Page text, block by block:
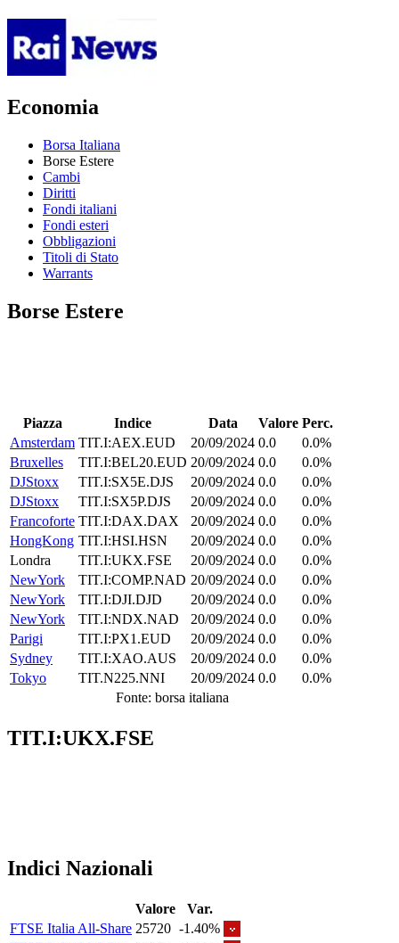
Economia
Borsa Italiana
Borse Estere
Cambi
Diritti
Fondi italiani
Fondi esteri
Obbligazioni
Titoli di Stato
Warrants
Borse Estere
Piazza Indice Data Valore Perc.
Amsterdam TIT.I:AEX.EUD 20/09/2024 0.0
0.0%
Bruxelles
TIT.I:BEL20.EUD 20/09/2024 0.0
0.0%
DJStoxx
TIT.I:SX5E.DJS 20/09/2024 0.0
0.0%
DJStoxx
TIT.I:SX5P.DJS 20/09/2024 0.0
0.0%
Francoforte TIT.I:DAX.DAX 20/09/2024 0.0
0.0%
HongKong TIT.I:HSI.HSN 20/09/2024 0.0
0.0%
Londra
TIT.I:UKX.FSE 20/09/2024 0.0
0.0%
NewYork
TIT.I:COMP.NAD 20/09/2024 0.0
0.0%
NewYork
TIT.I:DJI.DJD 20/09/2024 0.0
0.0%
NewYork
TIT.I:NDX.NAD 20/09/2024 0.0
0.0%
Parigi
TIT.I:PX1.EUD 20/09/2024 0.0
0.0%
Sydney
TIT.I:XAO.AUS 20/09/2024 0.0
0.0%
Tokyo
TIT.N225.NNI 20/09/2024 0.0
0.0%
Fonte: borsa italiana
TIT.I:UKX.FSE
Indici Nazionali
Valore
Var.
FTSE Italia All-Share 25720 -1.40%